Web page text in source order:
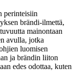
perinteisiin
brändi-ilmettä,
mainontaan
avulla, jotka
luomisen
ja brändin liiton
edes odottaa, kuten